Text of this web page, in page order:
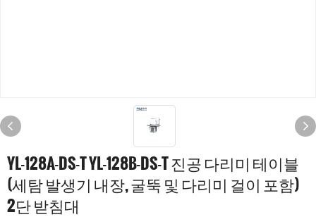
YL-128A-DS-T YL-128B-DS-T 진공 다리미 테이블
(세탐 발생기 내장, 굴뚝 및 다리미 걸이 포함)
2단 받침대